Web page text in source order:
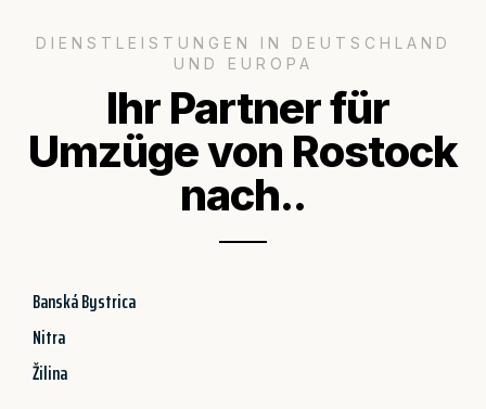
DIENSTLEISTUNGEN IN DEUTSCHLAND
UND EUROPA
Ihr Partner für
Umzüge von Rostock
nach..
Banská Bystrica
Nitra
Žilina